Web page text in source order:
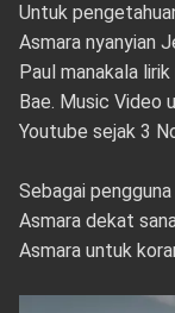
Untuk
Asmara nyanyian
Paul manakala
Bae. Music Video
Youtube sejak 3
Sebagai
Asmara dekat
Asmara untuk